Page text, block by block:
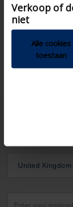
van hun
Verkoop of
niet
Alle cookies
toestaan
Air tightness class
Joinable
United Kingdom